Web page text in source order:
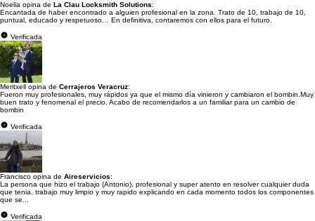
Noelia opina de La Clau Locksmith Solutions:
Encantada de haber encontrado a alguien profesional en la zona. Trato de 10, trabajo de 10,
puntual, educado y respetuoso… En definitiva, contaremos con ellos para el futuro.
Verificada
Meritxell opina de Cerrajeros Veracruz:
Fueron muy profesionales, muy rápidos ya que el mismo día vinieron y cambiaron el bombin.Muy
buen trato y fenomenal el precio. Acabo de recomendarlos a un familiar para un cambio de
bombin
Verificada
Francisco opina de Aireservicios:
La persona que hizo el trabajo (Antonio), profesional y super atento en resolver cualquier duda
que tenia, trabajo muy limpio y muy rapido explicando en cada momento todos los componentes
que se...
Verificada